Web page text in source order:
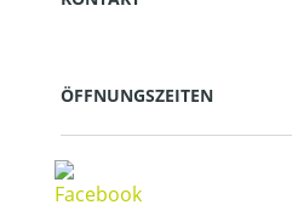
ÖFFNUNGSZEITEN